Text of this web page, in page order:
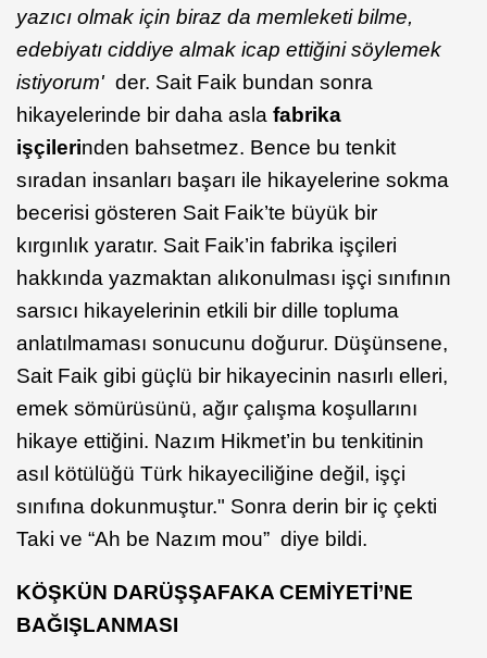
yazıcı olmak için biraz da memleketi bilme,
edebiyatı ciddiye almak icap ettiğini söylemek
istiyorum' der. Sait Faik bundan sonra
hikayelerinde bir daha asla fabrika
işçilerinden bahsetmez. Bence bu tenkit
sıradan insanları başarı ile hikayelerine sokma
becerisi gösteren Sait Faik’te büyük bir
kırgınlık yaratır. Sait Faik’in fabrika işçileri
hakkında yazmaktan alıkonulması işçi sınıfının
sarsıcı hikayelerinin etkili bir dille topluma
anlatılmaması sonucunu doğurur. Düşünsene,
Sait Faik gibi güçlü bir hikayecinin nasırlı elleri,
emek sömürüsünü, ağır çalışma koşullarını
hikaye ettiğini. Nazım Hikmet’in bu tenkitinin
asıl kötülüğü Türk hikayeciliğine değil, işçi
sınıfına dokunmuştur." Sonra derin bir iç çekti
Taki ve “Ah be Nazım mou” diye bildi.
KÖŞKÜN DARÜŞŞAFAKA CEMİYETİ’NE
BAĞIŞLANMASI